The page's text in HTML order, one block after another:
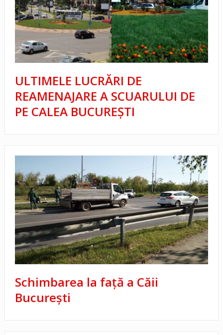
ULTIMELE LUCRĂRI DE
REAMENAJARE A SCUARULUI DE
PE CALEA BUCUREȘTI
Schimbarea la faţă a Căii
București